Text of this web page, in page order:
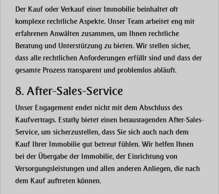
Der Kauf oder Verkauf einer Immobilie beinhaltet oft
komplexe rechtliche Aspekte. Unser Team arbeitet eng mit
erfahrenen Anwälten zusammen, um Ihnen rechtliche
Beratung und Unterstützung zu bieten. Wir stellen sicher,
dass alle rechtlichen Anforderungen erfüllt sind und dass der
gesamte Prozess transparent und problemlos abläuft.
8. After-Sales-Service
Unser Engagement endet nicht mit dem Abschluss des
Kaufvertrags. Estatly bietet einen herausragenden After-Sales-
Service, um sicherzustellen, dass Sie sich auch nach dem
Kauf Ihrer Immobilie gut betreut fühlen. Wir helfen Ihnen
bei der Übergabe der Immobilie, der Einrichtung von
Versorgungsleistungen und allen anderen Anliegen, die nach
dem Kauf auftreten können.